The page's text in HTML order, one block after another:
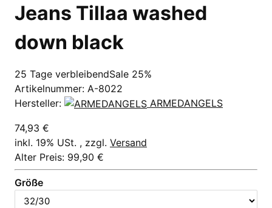
Jeans Tillaa washed
down black
25 Tage verbleibendSale 25%
Artikelnummer: A-8022
Hersteller:
ARMEDANGELS
74,93 €
inkl. 19% USt. , zzgl. Versand
Alter Preis: 99,90 €
Größe